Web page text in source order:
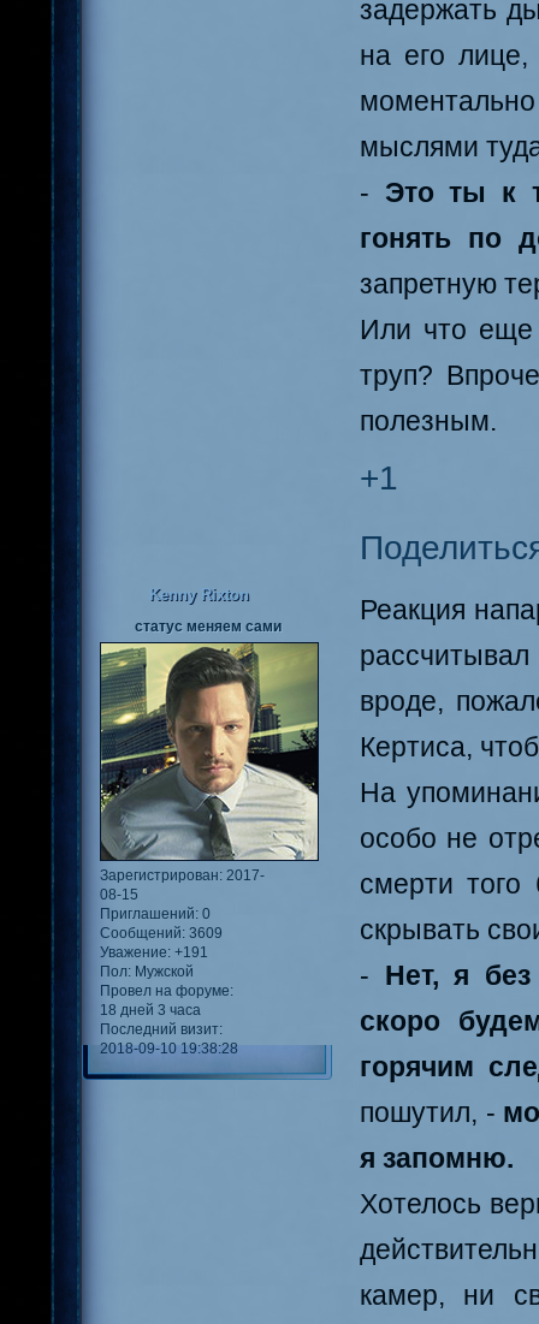
задержать
на его
мыслями
- Это ты к
гонять по
запретную
Или что еще
труп?
полезным.
+1
Kenny Rixton
статус меняем сами
Зарегистрирован: 2017-
08-15
Приглашений: 0
Сообщений: 3609
Уважение: +191
Пол: Мужской
Провел на форуме:
18 дней 3 часа
Последний визит:
2018-09-10 19:38:28
Реакция
вроде,
Кертиса,
На
особо не
смерти
скрывать
- Нет, я
скоро
горячим
пошутил, -
я запомню.
Хотелось
камер, ни